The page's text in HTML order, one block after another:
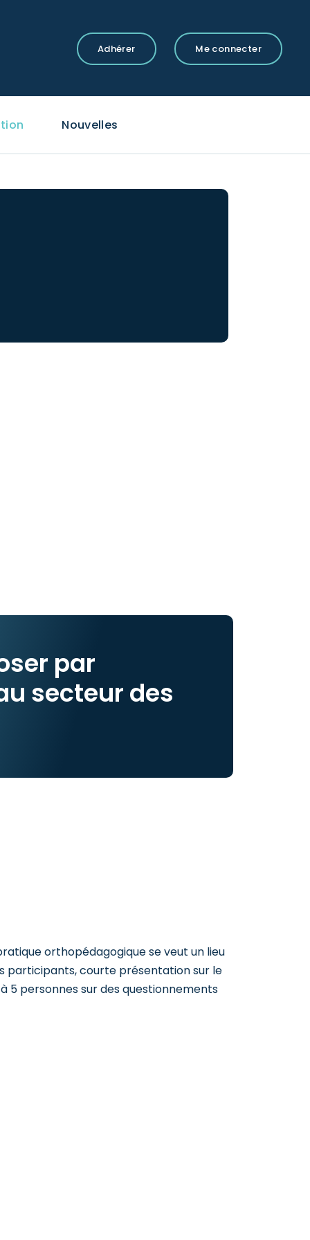
Adhérer Me connecter
Nouvelles
par
secteur des
orthopédagogique se veut un lieu
participants, courte présentation sur le
5 personnes sur des questionnements